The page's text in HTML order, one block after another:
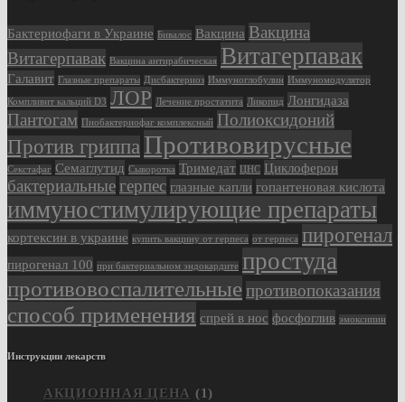
Бактериофаги в Украине Бивалос Вакцина Вакцина
Витагерпавак Вакцина антирабическая Витагерпавак
Галавит Глазные препараты Дисбактериоз Иммуноглобулин Иммуномодулятор
Компливит кальций D3 ЛОР Лечение простатита Ликопид Лонгидаза
Пантогам Пиобактериофаг комплексный Полиоксидоний
Против гриппа Противовирусные
Секстафаг Семаглутид Сыворотка Тримедат ЦНС Циклоферон
бактериальныегерпес глазные капли гопантеновая кислота
иммуностимулирующие препараты
кортексин в украине купить вакцину от герпеса от герпеса пирогенал
пирогенал 100 при бактериальном эндокардите простуда
противовоспалительные противопоказания
способ применения спрей в нос фосфоглив эмоксипин
Инструкции лекарств
АКЦИОННАЯ ЦЕНА (1)